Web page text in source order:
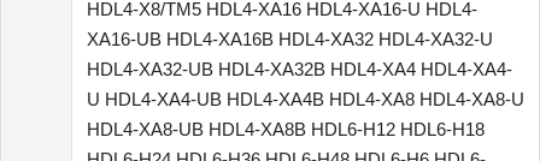
HDL4-X8/TM5 HDL4-XA16 HDL4-XA16-U HDL4-
XA16-UB HDL4-XA16B HDL4-XA32 HDL4-XA32-U
HDL4-XA32-UB HDL4-XA32B HDL4-XA4 HDL4-XA4-
U HDL4-XA4-UB HDL4-XA4B HDL4-XA8 HDL4-XA8-U
HDL4-XA8-UB HDL4-XA8B HDL6-H12 HDL6-H18